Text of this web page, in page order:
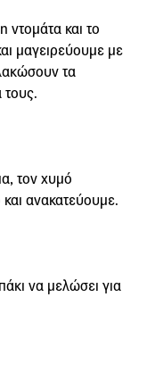
ντομάτα και το
μαγειρεύουμε με
τα
τους.
τον χυμό
ανακατεύουμε.
να μελώσει για